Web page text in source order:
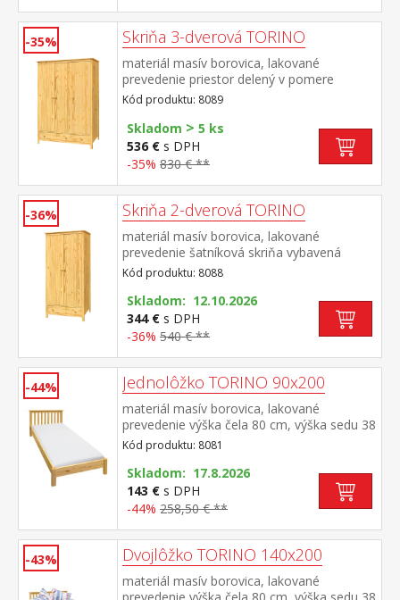
-35% Skriňa 3-dverová TORINO
materiál masív borovica, lakované
prevedenie priestor delený v pomere
2:1 širšia časť šatníková tyč a polica, užšia
časť 3 police v spodnej časti 2 zásuvky s
kovovými pojazdmi odporúčaný nadstavec
8189
Kód produktu: 8089
Skladom > 5 ks
536 € s DPH
-35% 830 € **
-36% Skriňa 2-dverová TORINO
materiál masív borovica, lakované
prevedenie šatníková skriňa vybavená
šatníkovou tyčou a policou v spodnej časti
zásuvka s kovovými pojazdmi odporúčaný
nadstavec 8188
Kód produktu: 8088
Skladom: 12.10.2026
344 € s DPH
-36% 540 € **
-44% Jednolôžko TORINO 90x200
materiál masív borovica, lakované
prevedenie výška čela 80 cm, výška sedu 38
cm, cena bez roštu a matraca minimálna
odporúčaná výška matraca 15 cm
odporúčaný rozmer matraca 90 × 200 cm a
rošt R1 odporúčaná nosnosť do 120 kg
Kód produktu: 8081
Skladom: 17.8.2026
143 € s DPH
-44% 258,50 € **
-43% Dvojlôžko TORINO 140x200
materiál masív borovica, lakované